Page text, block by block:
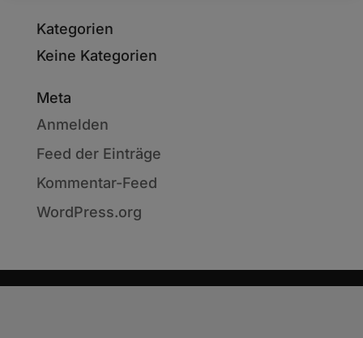
Kategorien
Keine Kategorien
Meta
Anmelden
Feed der Einträge
Kommentar-Feed
WordPress.org